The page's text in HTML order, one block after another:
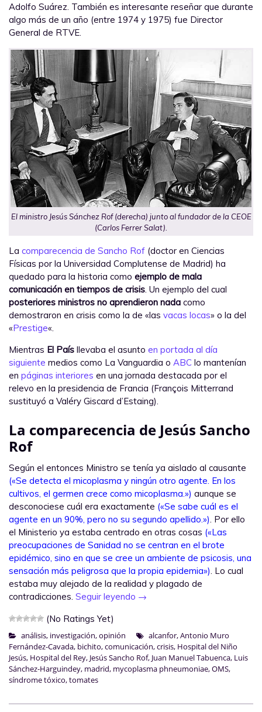
Adolfo Suárez. También es interesante reseñar que durante
algo más de un año (entre 1974 y 1975) fue Director
General de RTVE.
El ministro Jesús Sánchez Rof (derecha) junto al fundador de la CEOE
(Carlos Ferrer Salat).
La comparecencia de Sancho Rof (doctor en Ciencias
Físicas por la Universidad Complutense de Madrid) ha
quedado para la historia como ejemplo de mala
comunicación en tiempos de crisis. Un ejemplo del cual
posteriores ministros no aprendieron nada como
demostraron en crisis como la de «las vacas locas» o la del
«Prestige«.
Mientras El País llevaba el asunto en portada al día
siguiente medios como La Vanguardia o ABC lo mantenían
en páginas interiores en una jornada destacada por el
relevo en la presidencia de Francia (François Mitterrand
sustituyó a Valéry Giscard d’Estaing).
La comparecencia de Jesús Sancho
Rof
Según el entonces Ministro se tenía ya aislado al causante
(«Se detecta el micoplasma y ningún otro agente. En los
cultivos, el germen crece como micoplasma.») aunque se
desconociese cuál era exactamente («Se sabe cuál es el
agente en un 90%, pero no su segundo apellido.»). Por ello
el Ministerio ya estaba centrado en otras cosas («Las
preocupaciones de Sanidad no se centran en el brote
epidémico, sino en que se cree un ambiente de psicosis, una
sensación más peligrosa que la propia epidemia»). Lo cual
estaba muy alejado de la realidad y plagado de
contradicciones. Seguir leyendo →
(No Ratings Yet)
análisis, investigación,opinión alcanfor,Antonio Muro
Fernández-Cavada, bichito,comunicación,crisis, Hospital del Niño
Jesús, Hospital del Rey, Jesús Sancho Rof, Juan Manuel Tabuenca, Luis
Sánchez-Harguindey, madrid, mycoplasma phneumoniae,OMS,
síndrome tóxico,tomates